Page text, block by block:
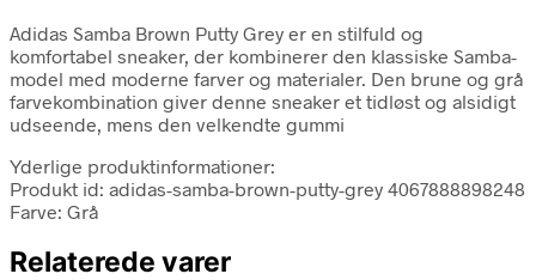
Adidas Samba Brown Putty Grey er en stilfuld og
komfortabel sneaker, der kombinerer den klassiske Samba-
model med moderne farver og materialer. Den brune og grå
farvekombination giver denne sneaker et tidløst og alsidigt
udseende, mens den velkendte gummi
Yderlige produktinformationer:
Produkt id: adidas-samba-brown-putty-grey 4067888898248
Farve: Grå
Relaterede varer